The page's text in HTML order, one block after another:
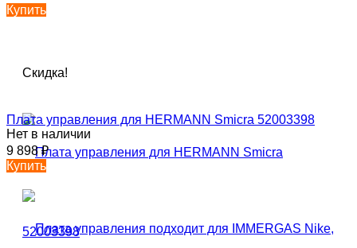
Купить
Скидка!
Плата управления для HERMANN Smicra 52003398
Нет в наличии
9 898₽
Купить